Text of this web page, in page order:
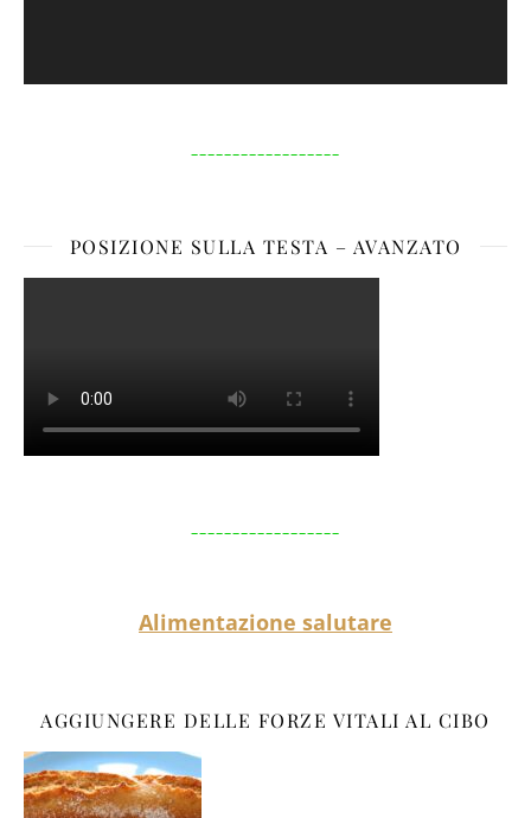
POSIZIONE SULLA TESTA – AVANZATO
Alimentazione salutare
AGGIUNGERE DELLE FORZE VITALI AL CIBO